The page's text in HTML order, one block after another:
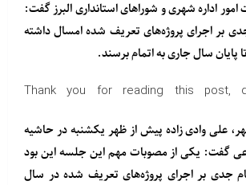
اداره شهری و شوراهای استانداری البرز گفت:
بر اجرای پروژه‌های تعریف شده امسال داشته
پایان سال جاری به اتمام برسند.
Thank you for reading this post,
علی وادی زاده پیش از ظهر یکشنبه در حاشیه
گفت: یکی از مصوبات مهم این جلسه این بود
جدی بر اجرای پروژه‌های تعریف شده در سال